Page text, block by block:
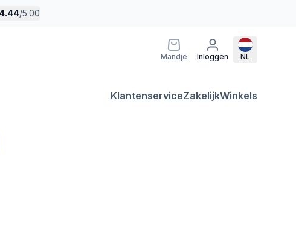
4.44/5.00
Mandje Inloggen NL
KlantenserviceZakelijkWinkels